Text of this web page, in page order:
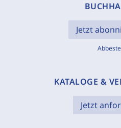
Jetzt
KATALOGE &
Jetzt